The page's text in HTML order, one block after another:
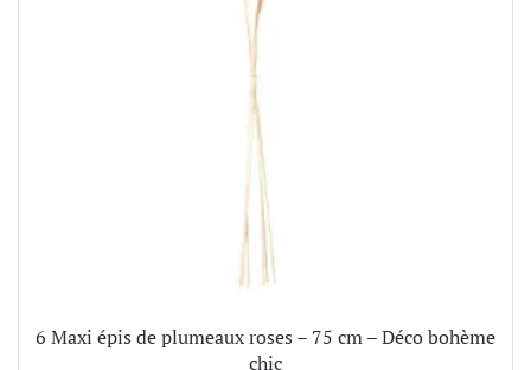
6 Maxi épis de plumeaux roses – 75 cm – Déco bohème
chic